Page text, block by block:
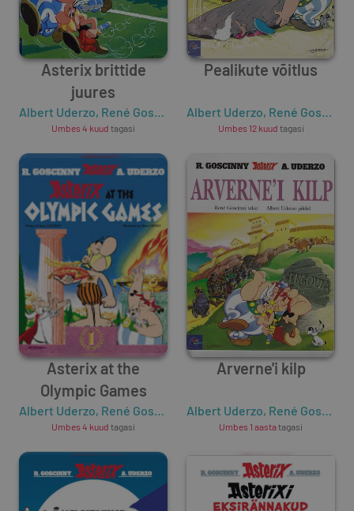
Asterix brittide
juures
Albert Uderzo, René Goscinny
Umbes 4 kuud tagasi
Pealikute võitlus
Albert Uderzo, René Goscinny
Umbes 12 kuud tagasi
Asterix at the
Olympic Games
Albert Uderzo, René Goscinny
Umbes 4 kuud tagasi
Arverne'i kilp
Albert Uderzo, René Goscinny
Umbes 1 aastatagasi